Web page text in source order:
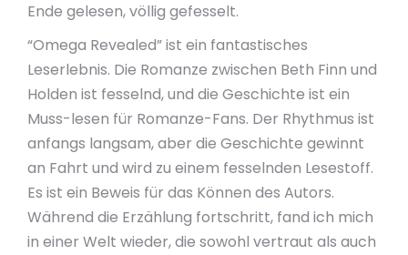
Ende gelesen, völlig gefesselt.
“Omega Revealed” ist ein fantastisches
Leserlebnis. Die Romanze zwischen Beth Finn und
Holden ist fesselnd, und die Geschichte ist ein
Muss-lesen für Romanze-Fans. Der Rhythmus ist
anfangs langsam, aber die Geschichte gewinnt
an Fahrt und wird zu einem fesselnden Lesestoff.
Es ist ein Beweis für das Können des Autors.
Während die Erzählung fortschritt, fand ich mich
in einer Welt wieder, die sowohl vertraut als auch